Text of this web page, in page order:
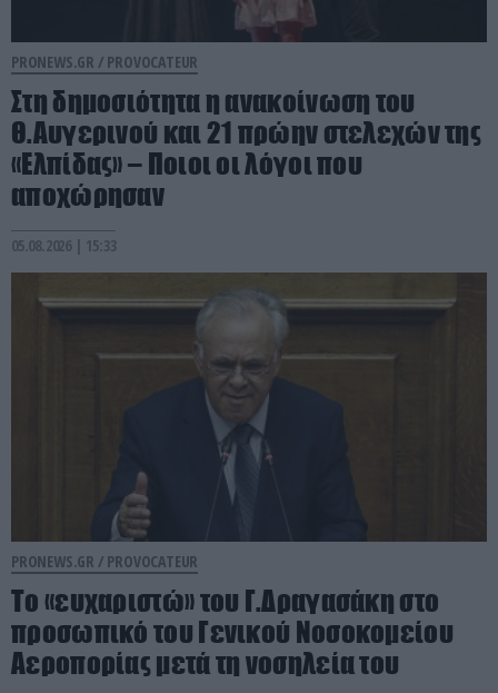
PRONEWS.GR / PROVOCATEUR
Στη δημοσιότητα η ανακοίνωση του
Θ.Αυγερινού και 21 πρώην στελεχών της
«Ελπίδας» – Ποιοι οι λόγοι που
αποχώρησαν
05.08.2026 | 15:33
PRONEWS.GR / PROVOCATEUR
Το «ευχαριστώ» του Γ.Δραγασάκη στο
προσωπικό του Γενικού Νοσοκομείου
Αεροπορίας μετά τη νοσηλεία του